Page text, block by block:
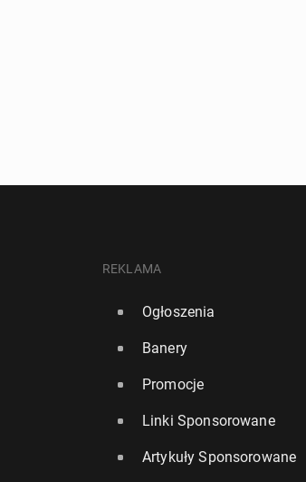
REKLAMA
Ogłoszenia
Banery
Promocje
Linki Sponsorowane
Artykuły Sponsorowane